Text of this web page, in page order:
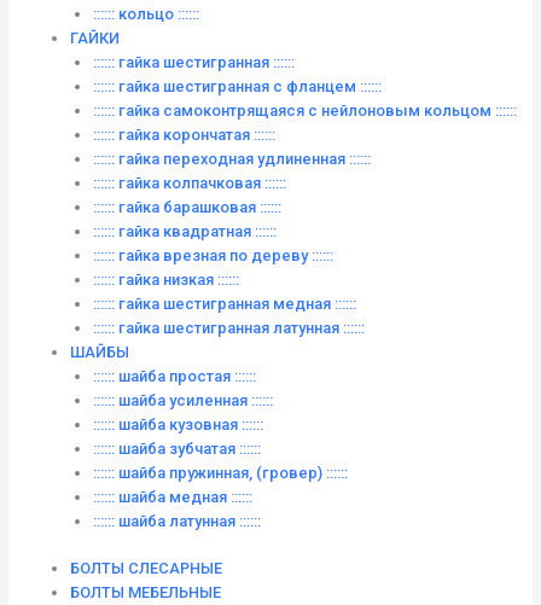
:::::: кольцо ::::::
ГАЙКИ
:::::: гайка шестигранная ::::::
:::::: гайка шестигранная с фланцем ::::::
:::::: гайка самоконтрящаяся с нейлоновым кольцом ::::::
:::::: гайка корончатая ::::::
:::::: гайка переходная удлиненная ::::::
:::::: гайка колпачковая ::::::
:::::: гайка барашковая ::::::
:::::: гайка квадратная ::::::
:::::: гайка врезная по дереву ::::::
:::::: гайка низкая ::::::
:::::: гайка шестигранная медная ::::::
:::::: гайка шестигранная латунная ::::::
ШАЙБЫ
:::::: шайба простая ::::::
:::::: шайба усиленная ::::::
:::::: шайба кузовная ::::::
:::::: шайба зубчатая ::::::
:::::: шайба пружинная, (гровер) ::::::
:::::: шайба медная ::::::
:::::: шайба латунная ::::::
БОЛТЫ СЛЕСАРНЫЕ
БОЛТЫ МЕБЕЛЬНЫЕ